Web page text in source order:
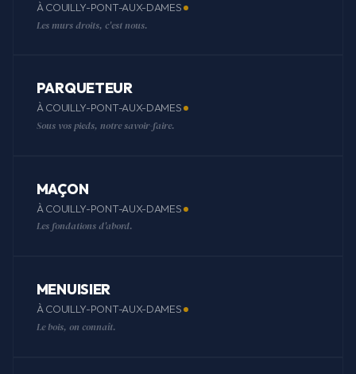
À COUILLY-PONT-AUX-DAMES
Les murs droits, c'est nous.
PARQUETEUR
À COUILLY-PONT-AUX-DAMES
Sous vos pieds, notre savoir-faire.
MAÇON
À COUILLY-PONT-AUX-DAMES
Les fondations d'abord.
MENUISIER
À COUILLY-PONT-AUX-DAMES
Le bois, on connaît.